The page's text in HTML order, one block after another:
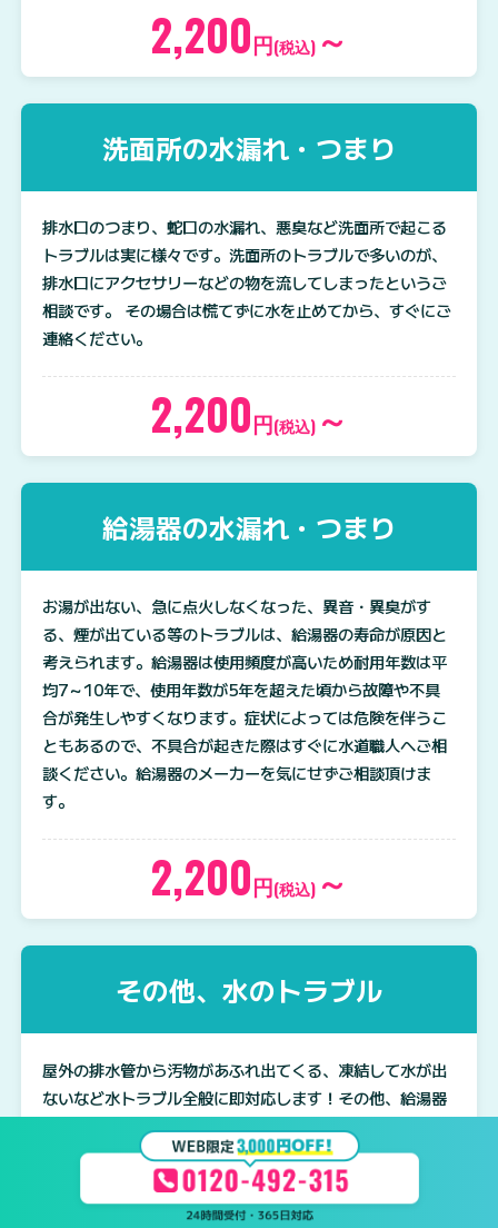
2,200円(税込) ～
洗面所の水漏れ・つまり
排水口のつまり、蛇口の水漏れ、悪臭など洗面所で起こる
トラブルは実に様々です。洗面所のトラブルで多いのが、
排水口にアクセサリーなどの物を流してしまったというご
相談です。 その場合は慌てずに水を止めてから、すぐにご
連絡ください。
2,200円(税込) ～
給湯器の水漏れ・つまり
お湯が出ない、急に点火しなくなった、異音・異臭がす
る、煙が出ている等のトラブルは、給湯器の寿命が原因と
考えられます。給湯器は使用頻度が高いため耐用年数は平
均7～10年で、使用年数が5年を超えた頃から故障や不具
合が発生しやすくなります。症状によっては危険を伴うこ
ともあるので、不具合が起きた際はすぐに水道職人へご相
談ください。給湯器のメーカーを気にせずご相談頂けま
す。
2,200円(税込) ～
その他、水のトラブル
屋外の排水管から汚物があふれ出てくる、凍結して水が出
ないなど水トラブル全般に即対応します！その他、給湯器
からの水漏れや、ボイラー・ポンプに関するトラブルも水
まわりのプロがすぐに駆け付けご対応いたします。